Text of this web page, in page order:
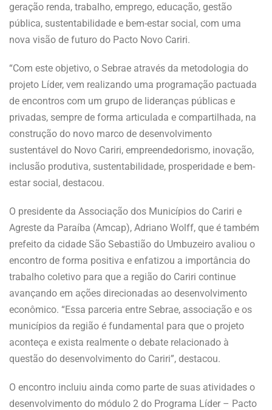
geração renda, trabalho, emprego, educação, gestão
pública, sustentabilidade e bem-estar social, com uma
nova visão de futuro do Pacto Novo Cariri.
“Com este objetivo, o Sebrae através da metodologia do
projeto Líder, vem realizando uma programação pactuada
de encontros com um grupo de lideranças públicas e
privadas, sempre de forma articulada e compartilhada, na
construção do novo marco de desenvolvimento
sustentável do Novo Cariri, empreendedorismo, inovação,
inclusão produtiva, sustentabilidade, prosperidade e bem-
estar social, destacou.
O presidente da Associação dos Municípios do Cariri e
Agreste da Paraíba (Amcap), Adriano Wolff, que é também
prefeito da cidade São Sebastião do Umbuzeiro avaliou o
encontro de forma positiva e enfatizou a importância do
trabalho coletivo para que a região do Cariri continue
avançando em ações direcionadas ao desenvolvimento
econômico. “Essa parceria entre Sebrae, associação e os
municípios da região é fundamental para que o projeto
aconteça e exista realmente o debate relacionado à
questão do desenvolvimento do Cariri”, destacou.
O encontro incluiu ainda como parte de suas atividades o
desenvolvimento do módulo 2 do Programa Líder – Pacto